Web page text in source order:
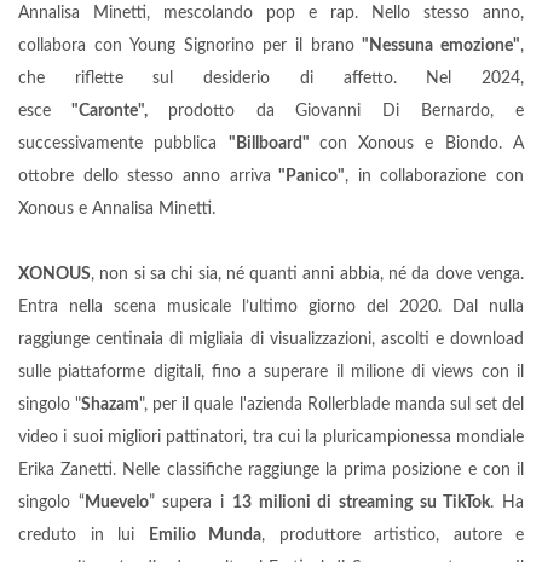
Annalisa Minetti, mescolando pop e rap. Nello stesso anno,
collabora con Young Signorino per il brano "Nessuna emozione",
che riflette sul desiderio di affetto. Nel 2024,
esce "Caronte", prodotto da Giovanni Di Bernardo, e
successivamente pubblica "Billboard" con Xonous e Biondo. A
ottobre dello stesso anno arriva "Panico", in collaborazione con
Xonous e Annalisa Minetti.
XONOUS, non si sa chi sia, né quanti anni abbia, né da dove venga.
Entra nella scena musicale l’ultimo giorno del 2020. Dal nulla
raggiunge centinaia di migliaia di visualizzazioni, ascolti e download
sulle piattaforme digitali, fino a superare il milione di views con il
singolo "Shazam", per il quale l'azienda Rollerblade manda sul set del
video i suoi migliori pattinatori, tra cui la pluricampionessa mondiale
Erika Zanetti. Nelle classifiche raggiunge la prima posizione e con il
singolo “ Muevelo” supera i 13 milioni di streaming su TikTok. Ha
creduto in lui
Emilio Munda, produttore artistico, autore e